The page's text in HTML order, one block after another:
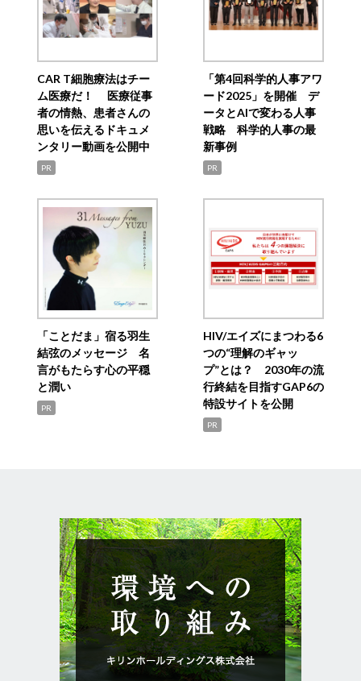
CAR T細胞療法はチー
ム医療だ！ 医療従事
者の情熱、患者さんの
思いを伝えるドキュメ
ンタリー動画を公開中
PR
「第4回科学的人事アワ
ード2025」を開催 デ
ータとAIで変わる人事
戦略 科学的人事の最
新事例
PR
「ことだま」宿る羽生
結弦のメッセージ 名
言がもたらす心の平穏
と潤い
PR
HIV/エイズにまつわる6
つの“理解のギャッ
プ”とは？ 2030年の流
行終結を目指すGAP6の
特設サイトを公開
PR